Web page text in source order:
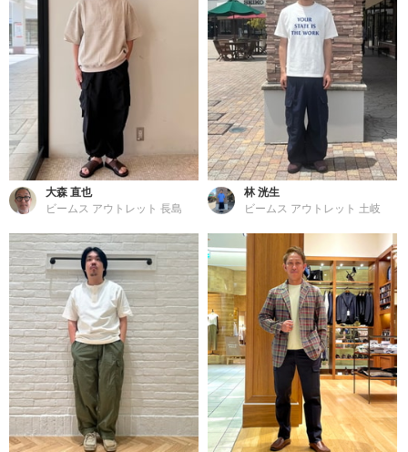
大森 直也
ビームス アウトレット 長島
林 洸生
ビームス アウトレット 土岐